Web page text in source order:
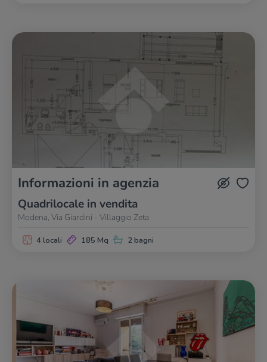
Informazioni in agenzia
Quadrilocale in vendita
Modena, Via Giardini - Villaggio Zeta
4 locali 185 Mq 2 bagni